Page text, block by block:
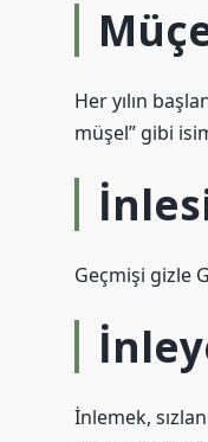
Her yılın
müşel” gibi
Geçmişi gizle
İnlemek,